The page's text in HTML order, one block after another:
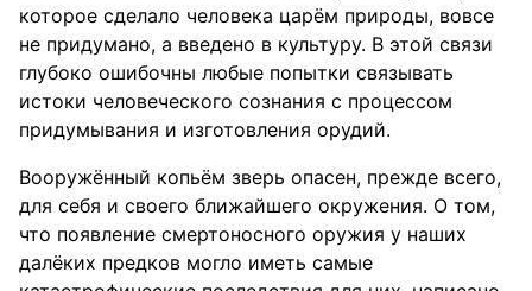
которое сделало человека царём природы, вовсе
не придумано, а введено в культуру. В этой связи
глубоко ошибочны любые попытки связывать
истоки человеческого сознания с процессом
придумывания и изготовления орудий.
Вооружённый копьём зверь опасен, прежде всего,
для себя и своего ближайшего окружения. О том,
что появление смертоносного оружия у наших
далёких предков могло иметь самые